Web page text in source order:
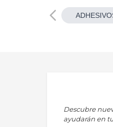
Descubre
ayudarán en